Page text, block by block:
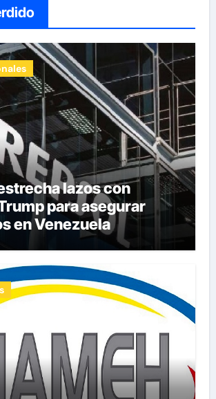
lazos con
para asegurar
en Venezuela